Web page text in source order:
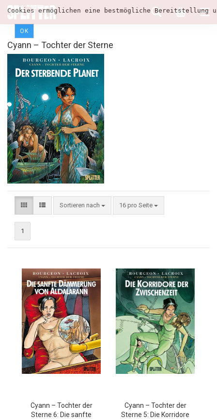
Cookies ermöglichen eine bestmögliche
OK
Cyann – Tochter der Sterne
Sortieren nach 16 pro Seite
1
Cyann – Tochter der
Sterne 6: Die sanfte
Cyann – Tochter der
Sterne 5: Die Korridore